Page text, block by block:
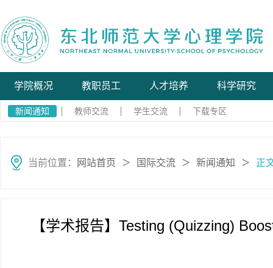
学院概况 教职员工 人才培养 科学研究
新闻通知 教师交流 学生交流 下载专区
当前位置： 网站首页 ＞ 国际交流 ＞ 新闻通知 ＞ 正
【学术报告】Testing (Quizzing)